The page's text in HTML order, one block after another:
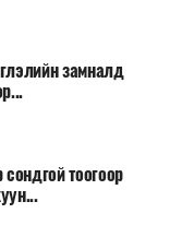
замналд
тоогоор